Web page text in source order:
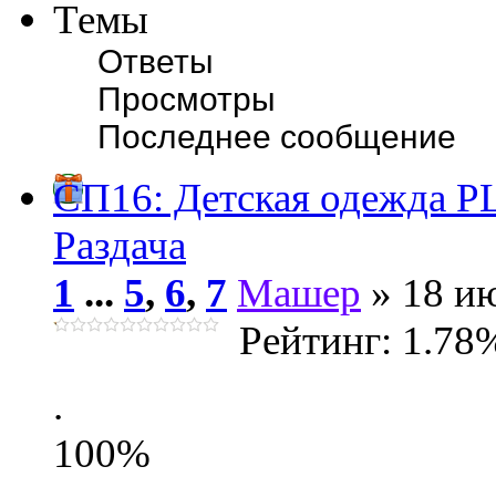
Темы
Ответы
Просмотры
Последнее сообщение
СП16: Детская
Раздача
1 ... 5, 6, 7 Машер » 18
Рейтинг:
.
100%